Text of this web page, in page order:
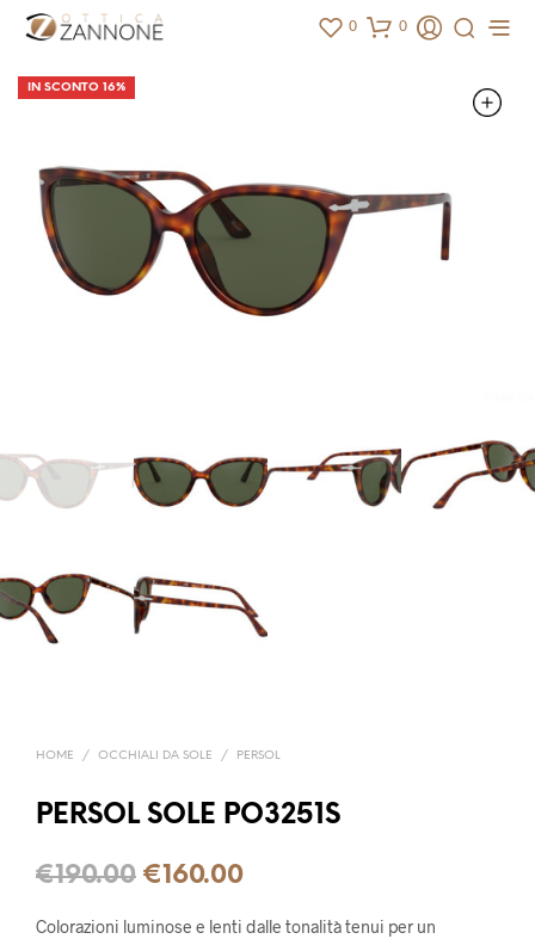
0 0
IN SCONTO 16%
HOME / OCCHIALI DA SOLE / PERSOL
PERSOL SOLE PO3251S
€190.00 €160.00
Colorazioni luminose e lenti dalle tonalità tenui per un